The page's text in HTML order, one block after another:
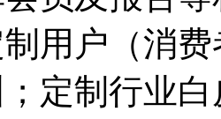
用户（消
定制行业